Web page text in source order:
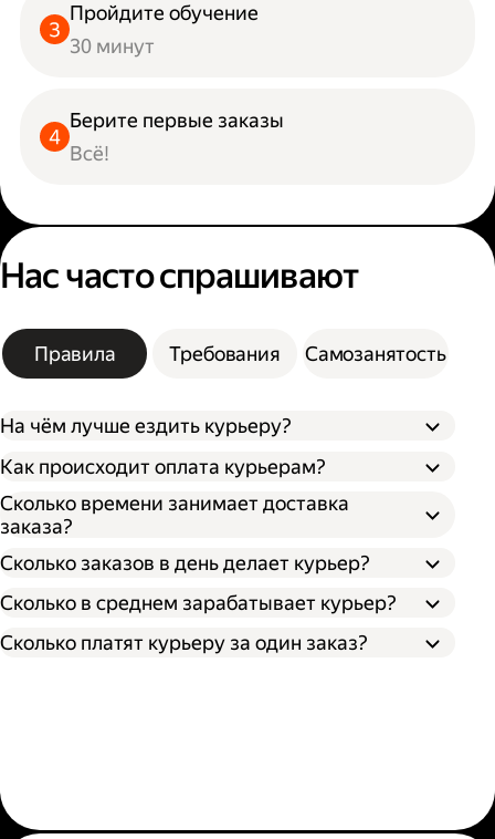
Пройдите обучение
30 минут
Берите первые заказы
Всё!
Нас часто спрашивают
Правила Требования Самозанятость
На чём лучше ездить курьеру?
Как происходит оплата курьерам?
Сколько времени занимает доставка
заказа?
Сколько заказов в день делает курьер?
Сколько в среднем зарабатывает курьер?
Сколько платят курьеру за один заказ?